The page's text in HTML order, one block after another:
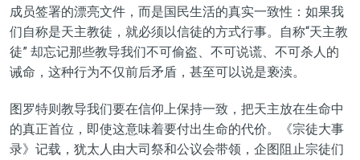
成员签署的漂亮文件，而是国民生活的真实一致性：如果我
们自称是天主教徒，就必须以信徒的方式行事。自称“天主教
徒” 却忘记那些教导我们不可偷盗、不可说谎、不可杀人的
诫命，这种行为不仅前后矛盾，甚至可以说是亵渎。
图罗特则教导我们要在信仰上保持一致，把天主放在生命中
的真正首位，即使这意味着要付出生命的代价。《宗徒大事
录》记载，犹太人由大司祭和公议会带领，企图阻止宗徒们